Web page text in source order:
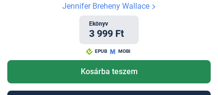
Jennifer Breheny Wallace
Ekönyv
3 999 Ft
EPUB MOBI
Kosárba teszem